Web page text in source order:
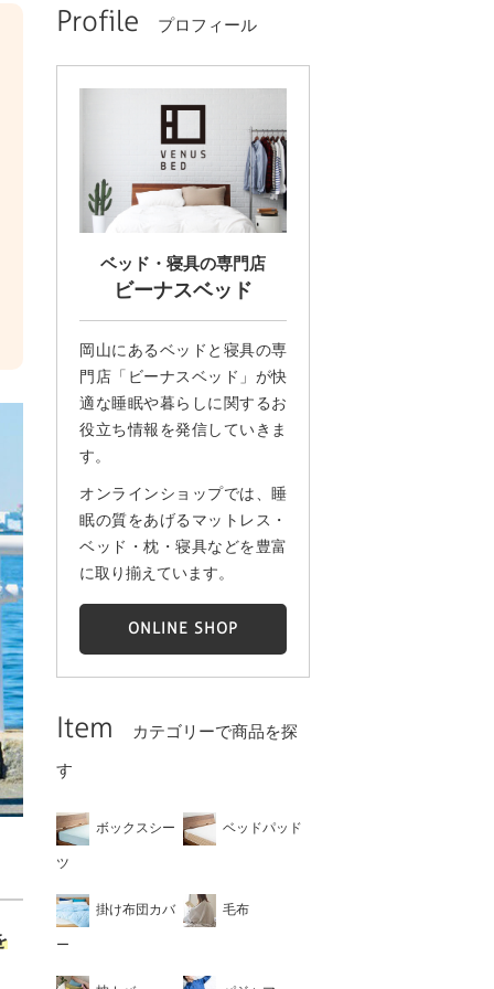
Profile プロフィール
ベッド・寝具の専門店
ビーナスベッド
岡山にあるベッドと寝具の専
門店「ビーナスベッド」が快
適な睡眠や暮らしに関するお
役立ち情報を発信していきま
す。
オンラインショップでは、睡
眠の質をあげるマットレス・
ベッド・枕・寝具などを豊富
に取り揃えています。
ONLINE SHOP
Item
カテゴリーで商品を探
す
ボックスシー
ツ
ベッドパッド
掛け布団カバ
ー
毛布